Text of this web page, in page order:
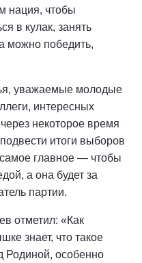
нация, чтобы
в кулак, занять
можно победить,
уважаемые молодые
интересных
некоторое время
итоги выборов
главное — чтобы
а она будет за
партии.
отметил: «Как
знает, что такое
Родиной, особенно